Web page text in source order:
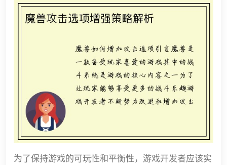
为了保持游戏的可玩性和平衡性，游戏开发者应该实